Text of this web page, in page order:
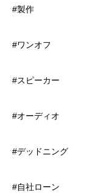
#製作
#ワンオフ
#スピーカー
#オーディオ
#デッドニング
#自社ローン